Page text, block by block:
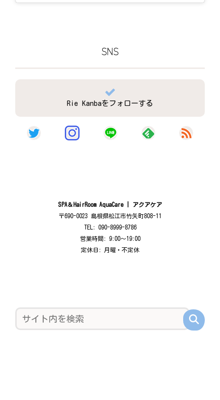
SNS
Rie Kanbaをフォローする
SPA＆HairRoom AquaCare | アクアケア
〒690-0023 島根県松江市竹矢町808-11
TEL: 090-8999-8786
営業時間: 9:00〜19:00
定休日: 月曜・不定休